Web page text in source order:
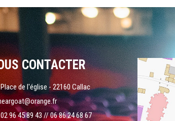
CONTACTER
Place de l'église - 22160 Callac
02 96 45 89 43 // 06 86 24 68 67